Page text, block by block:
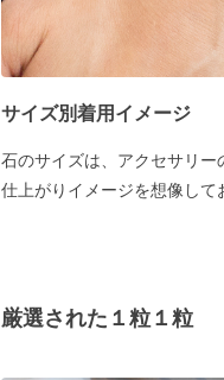
サイズ別着用イメージ
石のサイズは、アクセサリー
仕上がりイメージを想像して
厳選された１粒１粒